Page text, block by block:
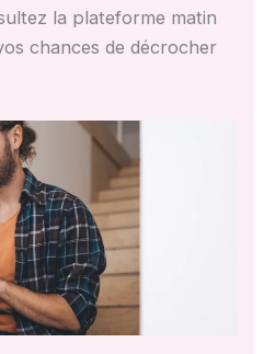
la plateforme matin
chances de décrocher